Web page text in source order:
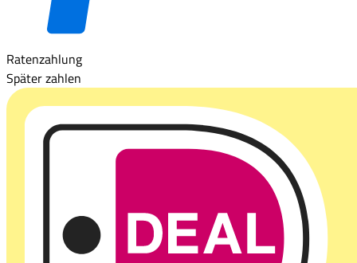
Ratenzahlung
Später zahlen